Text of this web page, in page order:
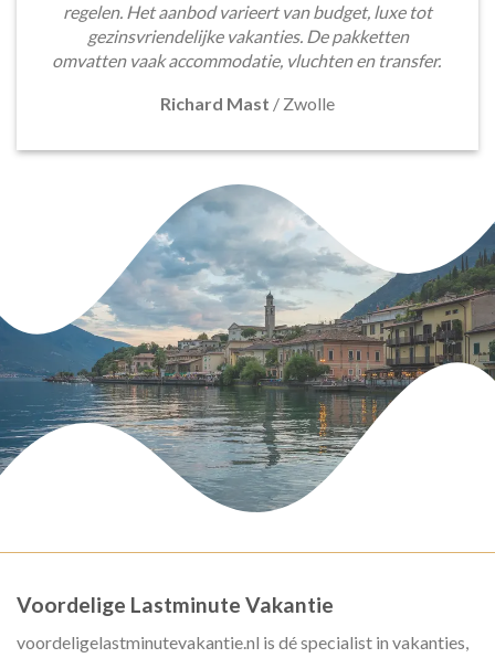
regelen. Het aanbod varieert van budget, luxe tot
gezinsvriendelijke vakanties. De pakketten
omvatten vaak accommodatie, vluchten en transfer.
Richard Mast / Zwolle
Voordelige Lastminute Vakantie
voordeligelastminutevakantie.nl is dé specialist in vakanties,